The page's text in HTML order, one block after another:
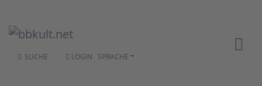
SUCHE LOGIN SPRACHE